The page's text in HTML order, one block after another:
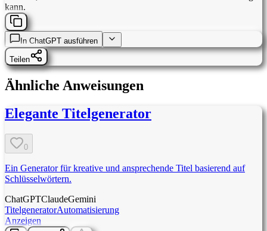
kann.
In ChatGPT ausführen
Teilen
Ähnliche Anweisungen
Elegante Titelgenerator
0
Ein Generator für kreative und ansprechende Titel basierend auf
Schlüsselwörtern.
ChatGPTClaudeGemini
TitelgeneratorAutomatisierung
Anzeigen